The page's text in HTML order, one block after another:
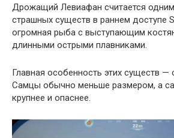
Дрожащий Левиафан считается
страшных существ в раннем доступе
огромная рыба с выступающим
длинными острыми плавниками.
Главная особенность этих существ —
Самцы обычно меньше размером, а
крупнее и опаснее.